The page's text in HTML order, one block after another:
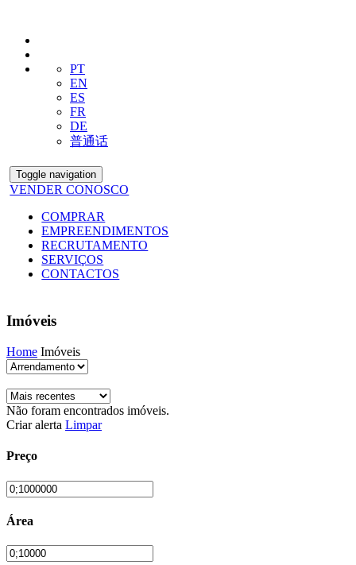
PT
EN
ES
FR
DE
普通话
Toggle navigation
VENDER CONOSCO
COMPRAR
EMPREENDIMENTOS
RECRUTAMENTO
SERVIÇOS
CONTACTOS
Imóveis
Home Imóveis
Não foram encontrados imóveis.
Criar alerta Limpar
Preço
Área